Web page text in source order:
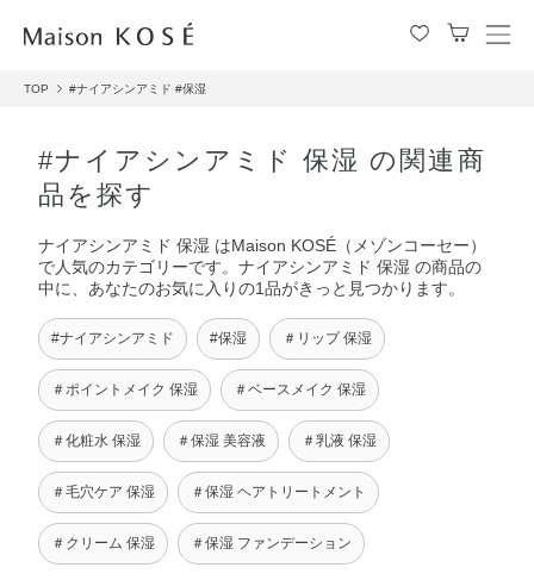
メ
TOP #ナイアシンアミド #保湿
#ナイアシンアミド 保湿 の関連商
品を探す
ナイアシンアミド 保湿 はMaison KOSÉ（メゾンコーセー）
で人気のカテゴリーです。ナイアシンアミド 保湿 の商品の
中に、あなたのお気に入りの1品がきっと見つかります。
#ナイアシンアミド #保湿 ＃リップ 保湿
＃ポイントメイク 保湿 ＃ベースメイク 保湿
＃化粧水 保湿 ＃保湿 美容液 ＃乳液 保湿
＃毛穴ケア 保湿 ＃保湿 ヘアトリートメント
＃クリーム 保湿 ＃保湿 ファンデーション